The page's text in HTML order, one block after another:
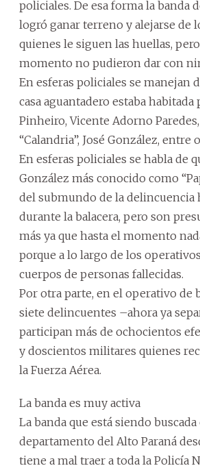
policiales. De esa forma la banda
logró ganar terreno y alejarse de
quienes le siguen las huellas,
momento no pudieron dar con
En esferas policiales se manejan
casa aguantadero estaba habitada
Pinheiro, Vicente Adorno
“Calandria”, José González, entre
En esferas policiales se habla de
González más conocido como
del submundo de la delincuencia
durante la balacera, pero son
más ya que hasta el momento
porque a lo largo de los
cuerpos de personas fallecidas.
Por otra parte, en el operativo de
siete delincuentes –ahora ya
participan más de ochocientos
y doscientos militares quienes
la Fuerza Aérea.
La banda es muy activa
La banda que está siendo
departamento del Alto Paraná
tiene a mal traer a toda la Policía